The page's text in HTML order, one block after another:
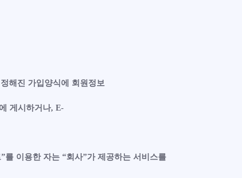
해진 가입양식에 회원정보
게시하거나, E-
이용한 자는 “회사”가 제공하는 서비스를